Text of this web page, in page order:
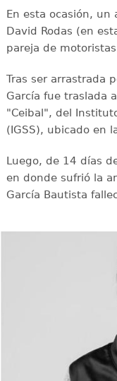
En esta ocasión, un
David Rodas (en
pareja de
Tras ser arrastrada
García fue traslada
"Ceibal", del
(IGSS), ubicado en
Luego, de 14 días
en donde sufrió la
García Bautista